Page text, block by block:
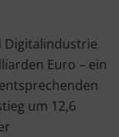
Digitalindustrie
Euro – ein
um 12,6